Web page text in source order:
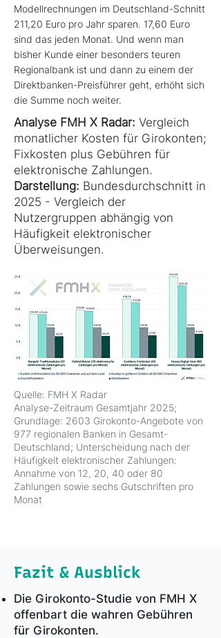
Modellrechnungen im Deutschland-Schnitt
211,20 Euro pro Jahr sparen. 17,60 Euro
sind das jeden Monat. Und wenn man
bisher Kunde einer besonders teuren
Regionalbank ist und dann zu einem der
Direktbanken-Preisführer geht, erhöht sich
die Summe noch weiter.
Analyse FMH X Radar: Vergleich
monatlicher Kosten für Girokonten;
Fixkosten plus Gebühren für
elektronische Zahlungen.
Darstellung: Bundesdurchschnitt in
2025 - Vergleich der
Nutzergruppen abhängig von
Häufigkeit elektronischer
Überweisungen.
Quelle: FMH X Radar
Analyse-Zeitraum Gesamtjahr 2025;
Grundlage: 2603 Girokonto-Angebote von
977 regionalen Banken in Gesamt-
Deutschland; Unterscheidung nach der
Häufigkeit elektronischer Zahlungen:
Annahme von 12, 20, 40 oder 80
Zahlungen sowie sechs Gutschriften pro
Monat
Fazit & Ausblick
Die Girokonto-Studie von FMH X
offenbart die wahren Gebühren
für Girokonten.